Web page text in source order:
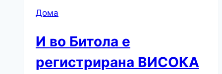
Дома
И во Битола е
регистрирана ВИСОКА